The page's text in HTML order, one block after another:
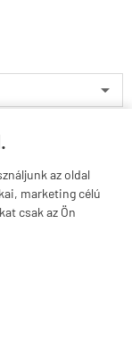
az oldal
marketing célú
csak az Ön